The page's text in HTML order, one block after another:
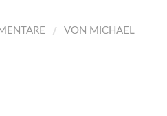
/ VON MICHAEL